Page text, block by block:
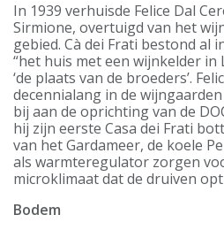
In 1939 verhuisde Felice Dal
Sirmione, overtuigd van het
gebied. Cà dei Frati bestond al
“het huis met een wijnkelder in
‘de plaats van de broeders’.
decennialang in de
bij aan de oprichting van de
hij zijn eerste Casa dei Frati
van het Gardameer, de koele
als warmteregulator zorgen
microklimaat dat de druiven
Bodem